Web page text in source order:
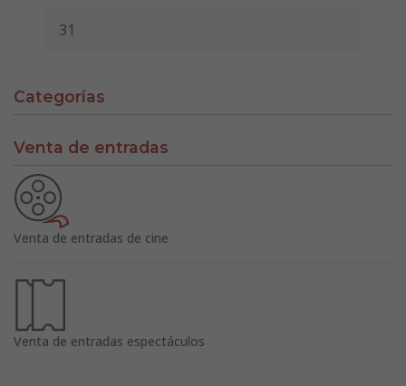
31
Categorías
Venta de entradas
Venta de entradas de cine
Venta de entradas espectáculos